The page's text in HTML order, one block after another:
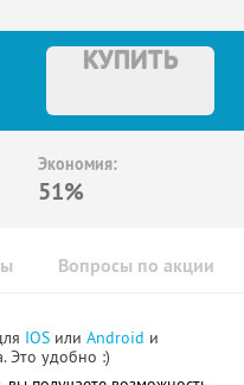
КУПИТЬ
Экономия:
51%
Вопросы по акции
IOS или Android и
Это удобно :)